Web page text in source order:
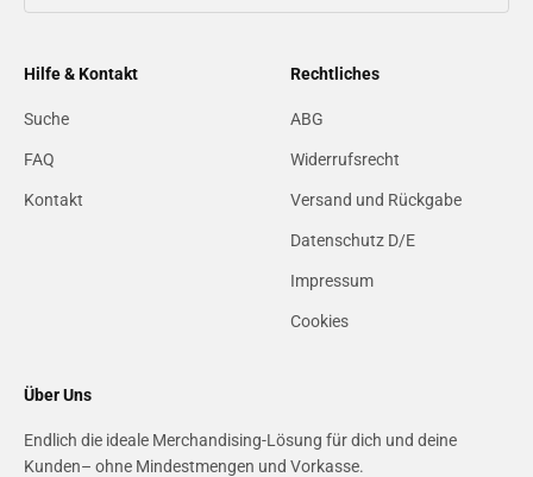
Hilfe & Kontakt
Suche
FAQ
Kontakt
Rechtliches
ABG
Widerrufsrecht
Versand und Rückgabe
Datenschutz D/E
Impressum
Cookies
Über Uns
Endlich die ideale Merchandising-Lösung für dich und deine
Kunden– ohne Mindestmengen und Vorkasse.